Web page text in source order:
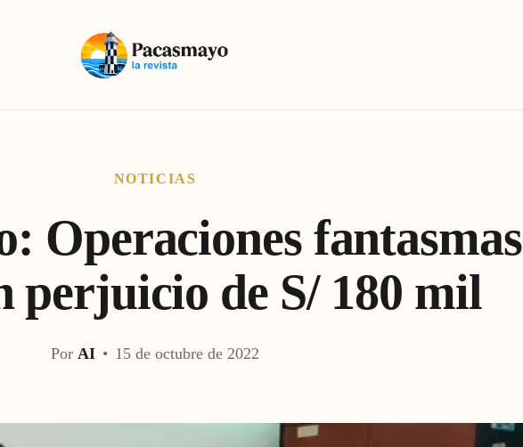
NOTICIAS
Operaciones fantasmas
perjuicio de S/ 180 mil
Por AI • 15 de octubre de 2022